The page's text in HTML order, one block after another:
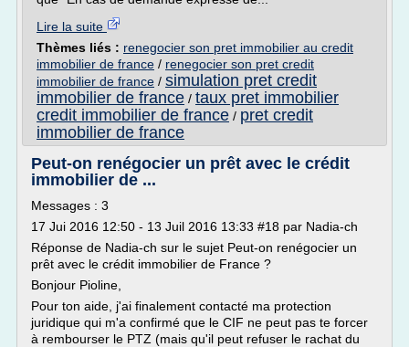
Lire la suite
Thèmes liés : renegocier son pret immobilier au credit
immobilier de france / renegocier son pret credit
immobilier de france / simulation pret credit
immobilier de france / taux pret immobilier
credit immobilier de france / pret credit
immobilier de france
Peut-on renégocier un prêt avec le crédit
immobilier de ...
Messages : 3
17 Jui 2016 12:50 - 13 Juil 2016 13:33 #18 par Nadia-ch
Réponse de Nadia-ch sur le sujet Peut-on renégocier un
prêt avec le crédit immobilier de France ?
Bonjour Pioline,
Pour ton aide, j'ai finalement contacté ma protection
juridique qui m'a confirmé que le CIF ne peut pas te forcer
à rembourser le PTZ (mais qu'il peut refuser le rachat du